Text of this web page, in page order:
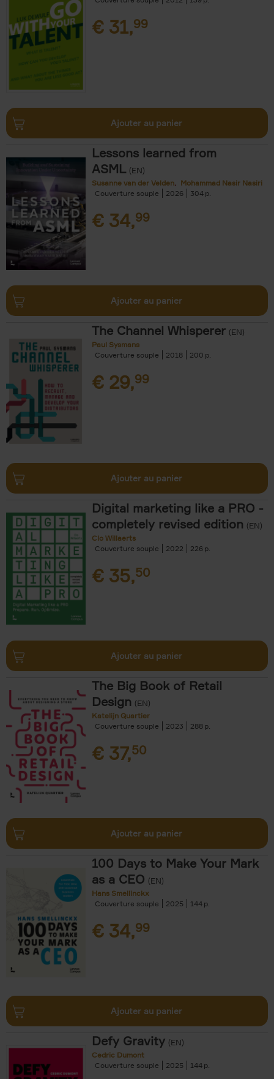
€ 31,99
Ajouter au panier
Lessons learned from
ASML (EN)
Susanne van der Velden
Mohammad Nasir Nasiri
Couverture souple
2026 304
€ 34,99
Ajouter au panier
The Channel Whisperer (EN)
Paul Sysmans
Couverture souple
2018 200
€ 29,99
Ajouter au panier
Digital marketing like a PRO -
completely revised edition (EN)
Clo Willaerts
Couverture souple
2022 226
€ 35,50
Ajouter au panier
The Big Book of Retail
Design (EN)
Katelijn Quartier
Couverture souple
2023 288
€ 37,50
Ajouter au panier
100 Days to Make Your Mark
as a CEO (EN)
Hans Smellinckx
Couverture souple
2025 144
€ 34,99
Ajouter au panier
Defy Gravity (EN)
Cedric Dumont
Couverture souple
2025 144